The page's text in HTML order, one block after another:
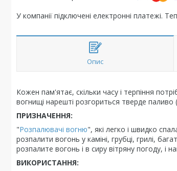
У компанії підключені електронні платежі.
Опис
Кожен пам'ятає, скільки часу і терпіння
вогнищі нарешті розгориться тверде
ПРИЗНАЧЕННЯ:
"Розпалювачі вогню", які легко і швидко
розпалити вогонь у каміні, грубці, грилі,
розпалите вогонь і в сиру вітряну погоду, і
ВИКОРИСТАННЯ: